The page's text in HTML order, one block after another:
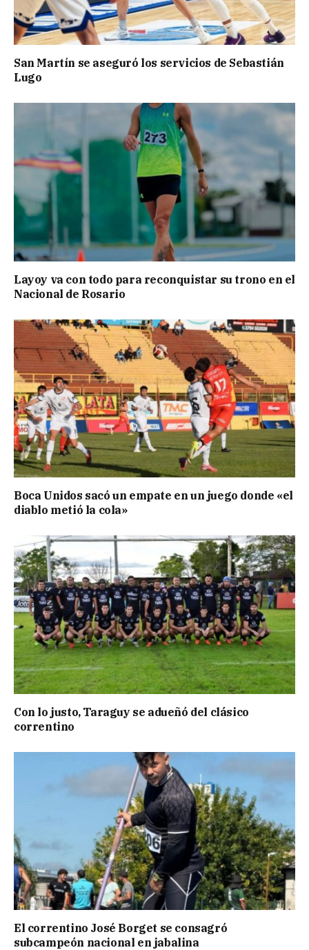
San Martín se aseguró los servicios de Sebastián
Lugo
Layoy va con todo para reconquistar su trono en el
Nacional de Rosario
Boca Unidos sacó un empate en un juego donde «el
diablo metió la cola»
Con lo justo, Taraguy se adueñó del clásico
correntino
El correntino José Borget se consagró
subcampeón nacional en jabalina